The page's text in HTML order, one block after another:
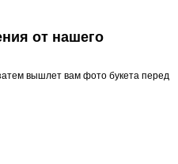
от нашего
вышлет вам фото букета перед